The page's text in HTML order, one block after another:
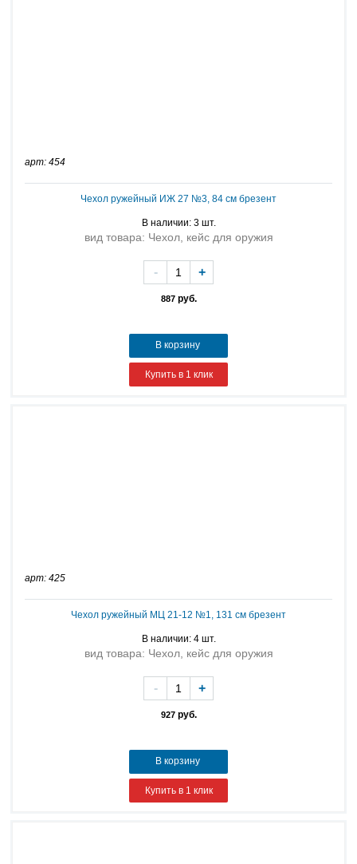
арт: 454
Чехол ружейный ИЖ 27 №3, 84 см брезент
В наличии: 3 шт.
вид товара: Чехол, кейс для оружия
887руб.
- +
В корзину
Купить в 1 клик
арт: 425
Чехол ружейный МЦ 21-12 №1, 131 см брезент
В наличии: 4 шт.
вид товара: Чехол, кейс для оружия
927руб.
- +
В корзину
Купить в 1 клик